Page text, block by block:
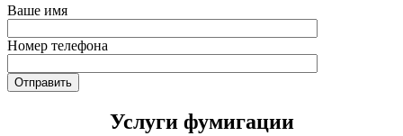
Ваше имя
Номер телефона
Услуги фумигации